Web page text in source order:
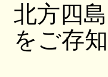
北方四
をご存